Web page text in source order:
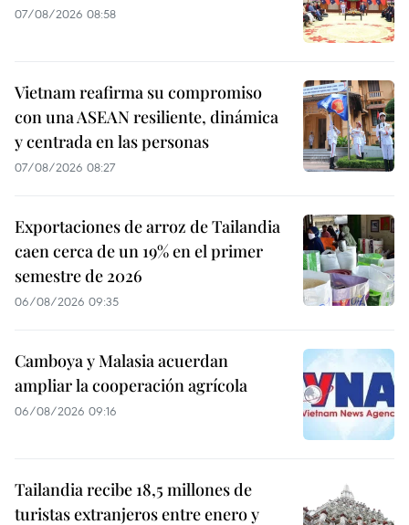
07/08/2026 08:58
Vietnam reafirma su compromiso
con una ASEAN resiliente, dinámica
y centrada en las personas
07/08/2026 08:27
Exportaciones de arroz de Tailandia
caen cerca de un 19% en el primer
semestre de 2026
06/08/2026 09:35
Camboya y Malasia acuerdan
ampliar la cooperación agrícola
06/08/2026 09:16
Tailandia recibe 18,5 millones de
turistas extranjeros entre enero y